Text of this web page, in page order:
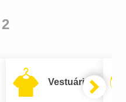
2
Vestuário